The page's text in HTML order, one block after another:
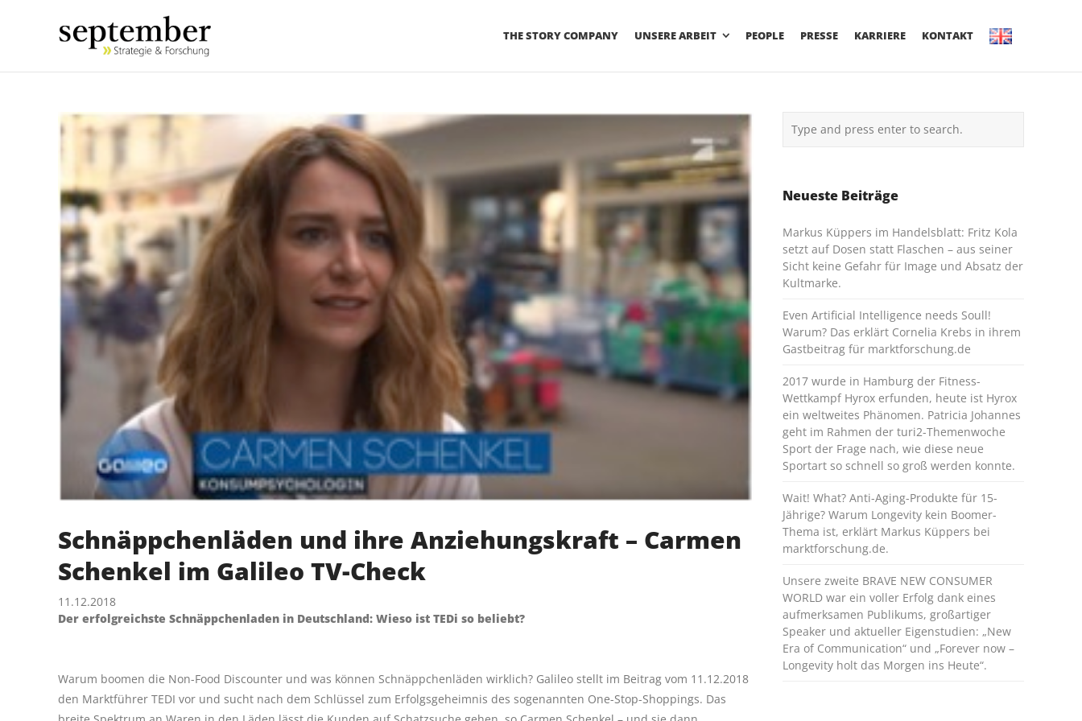
THE STORY COMPANY UNSERE ARBEIT PEOPLE PRESSE KARRIERE KONTAKT
Schnäppchenläden und ihre Anziehungskraft – Carmen
Schenkel im Galileo TV-Check
11.12.2018
Der erfolgreichste Schnäppchenladen in Deutschland: Wieso ist TEDi so beliebt?
Warum boomen die Non-Food Discounter und was können Schnäppchenläden wirklich? Galileo stellt im Beitrag vom 11.12.2018
den Marktführer TEDI vor und sucht nach dem Schlüssel zum Erfolgsgeheimnis des sogenannten One-Stop-Shoppings. Das
Neueste Beiträge
Markus Küppers im Handelsblatt: Fritz Kola
setzt auf Dosen statt Flaschen – aus seiner
Sicht keine Gefahr für Image und Absatz der
Kultmarke.
Even Artificial Intelligence needs Soull!
Warum? Das erklärt Cornelia Krebs in ihrem
Gastbeitrag für marktforschung.de
2017 wurde in Hamburg der Fitness-
Wettkampf Hyrox erfunden, heute ist Hyrox
ein weltweites Phänomen. Patricia Johannes
geht im Rahmen der turi2-Themenwoche
Sport der Frage nach, wie diese neue
Sportart so schnell so groß werden konnte.
Wait! What? Anti-Aging-Produkte für 15-
Jährige? Warum Longevity kein Boomer-
Thema ist, erklärt Markus Küppers bei
marktforschung.de.
Unsere zweite BRAVE NEW CONSUMER
WORLD war ein voller Erfolg dank eines
aufmerksamen Publikums, großartiger
Speaker und aktueller Eigenstudien: „New
Era of Communication“ und „Forever now –
Longevity holt das Morgen ins Heute“.